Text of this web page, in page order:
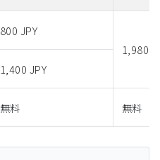
800 JPY
1,980
1,400 JPY
無料 無料